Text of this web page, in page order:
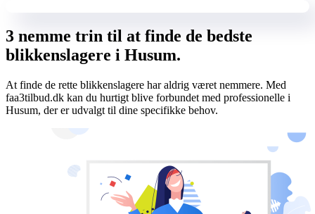
3 nemme trin til at finde de bedste
blikkenslagere i Husum.
At finde de rette blikkenslagere har aldrig været nemmere. Med
faa3tilbud.dk kan du hurtigt blive forbundet med professionelle i
Husum, der er udvalgt til dine specifikke behov.